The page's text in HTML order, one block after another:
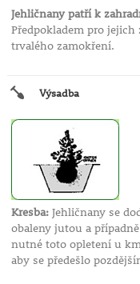
Jehličnany patří k
Předpokladem pro
trvalého zamokření.
Výsadba
Kresba:Jehličnany se
obaleny jutou a
nutné toto opletení u
aby se předešlo